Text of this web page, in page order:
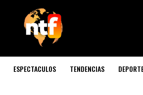
ESPECTACULOS TENDENCIAS